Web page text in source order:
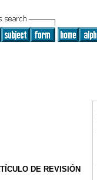
DE REVISIÓN